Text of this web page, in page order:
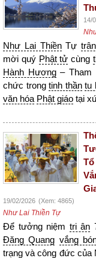
14/
Như Lai ThiềnTự
mời quý Phật tử cùng
Hành Hương– Tham
chức trong tinh thần tu
văn hóa Phật giáo tại
19/02/2026 (Xem: 4865)
Như Lai Thiền Tự
Để tưởng niệm tri ân
Đăng Quang vắng
trạng vàcông đức của